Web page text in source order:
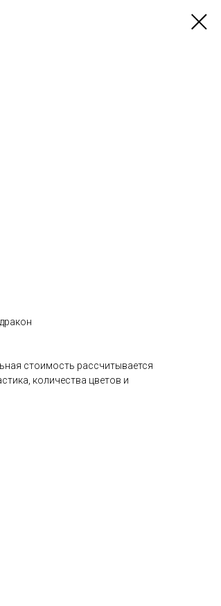
стоимость рассчитывается
количества цветов и